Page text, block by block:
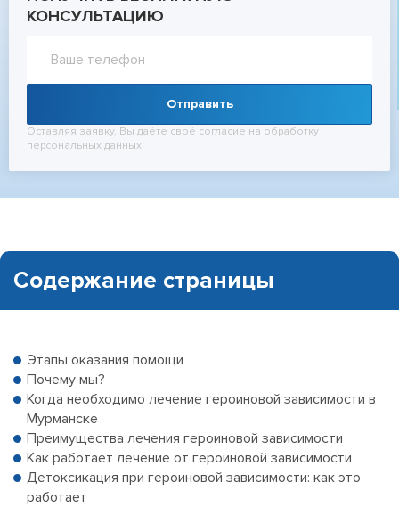
КОНСУЛЬТАЦИЮ
Отправить
Оставляя заявку, Вы даёте своё согласие на обработку
персональных данных
Содержание страницы
Этапы оказания помощи
Почему мы?
Когда необходимо лечение героиновой зависимости в
Мурманске
Преимущества лечения героиновой зависимости
Как работает лечение от героиновой зависимости
Детоксикация при героиновой зависимости: как это
работает